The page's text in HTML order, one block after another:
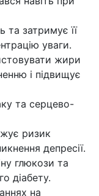
та затримує її
уваги.
жири
і підвищує
та серцево-
ризик
депресії.
глюкози та
діабету.
на